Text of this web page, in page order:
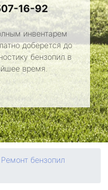
16-92
инвентарем
доберется до
бензопил в
время.
Ремонт бензопил